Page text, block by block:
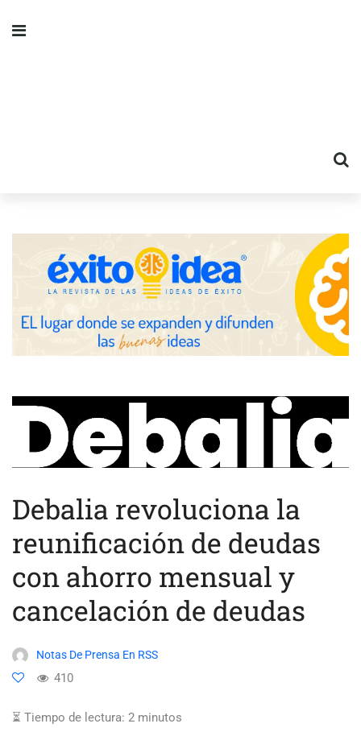
Debalia revoluciona la
reunificación de deudas
con ahorro mensual y
cancelación de deudas
Notas De Prensa En RSS
410
⏳ Tiempo de lectura: 2 minutos